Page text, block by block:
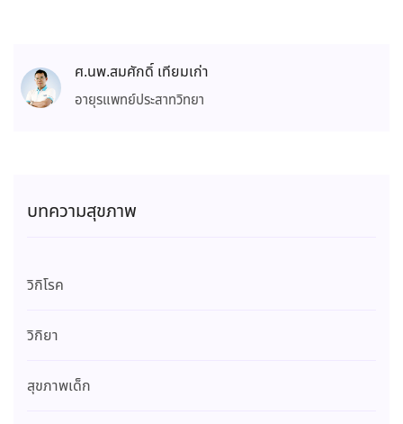
ศ.นพ.สมศักดิ์ เทียมเก่า
อายุรแพทย์ประสาทวิทยา
บทความสุขภาพ
วิกิโรค
วิกิยา
สุขภาพเด็ก